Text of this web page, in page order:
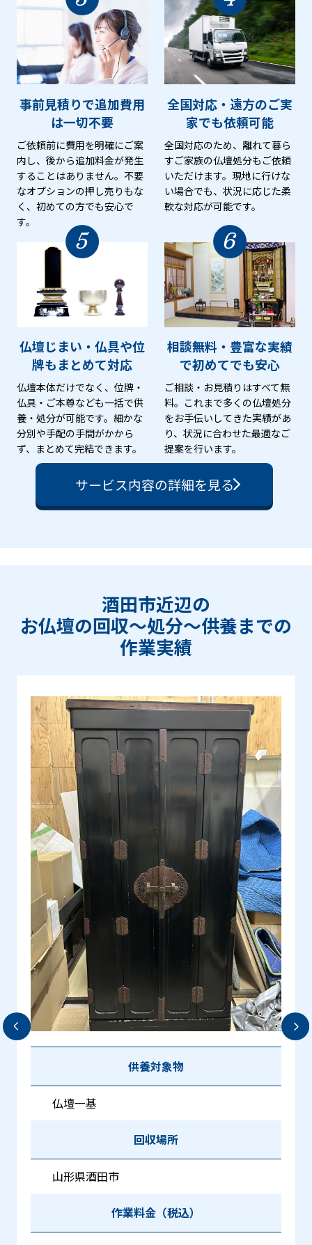
事前見積りで追加費用
は一切不要
ご依頼前に費用を明確にご案
内し、後から追加料金が発生
することはありません。不要
なオプションの押し売りもな
く、初めての方でも安心で
す。
全国対応・遠方のご実
家でも依頼可能
全国対応のため、離れて暮ら
すご家族の仏壇処分もご依頼
いただけます。現地に行けな
い場合でも、状況に応じた柔
軟な対応が可能です。
5
仏壇じまい・仏具や位
牌もまとめて対応
仏壇本体だけでなく、位牌・
仏具・ご本尊なども一括で供
養・処分が可能です。細かな
分別や手配の手間がかから
ず、まとめて完結できます。
6
相談無料・豊富な実績
で初めてでも安心
ご相談・お見積りはすべて無
料。これまで多くの仏壇処分
をお手伝いしてきた実績があ
り、状況に合わせた最適なご
提案を行います。
サービス内容の詳細を見る
酒田市近辺の
お仏壇の回収〜処分〜供養までの
作業実績
供養対象物
仏壇一基
回収場所
山形県酒田市
作業料金（税込）